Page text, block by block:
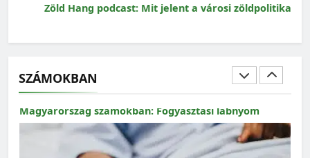
Zöld Hang podcast: Mit jelent a városi zöldpolitika?
SZÁMOKBAN
MAGYARORSZÁG SZÁMOKBAN
Magyarország számokban: Elkerülhető halálozások